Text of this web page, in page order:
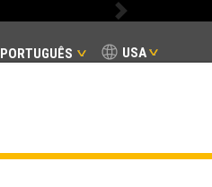
USA
PORTUGUÊS
Next